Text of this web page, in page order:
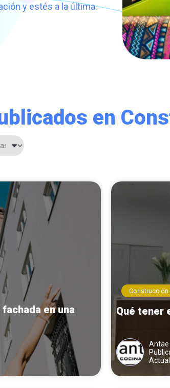
y estés a la última.
en
en una
Construcción
Qué tener
Antae